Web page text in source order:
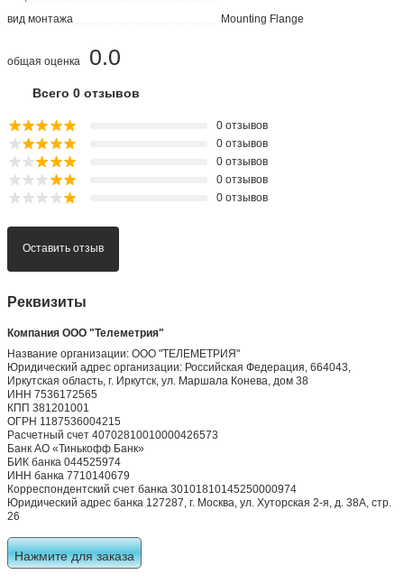
вид монтажа
Mounting Flange
0.0
общая оценка
Всего 0 отзывов
0 отзывов
0 отзывов
0 отзывов
0 отзывов
0 отзывов
Оставить отзыв
Реквизиты
Компания ООО "Телеметрия"
Название организации: ООО "ТЕЛЕМЕТРИЯ"
Юридический адрес организации: Российская Федерация, 664043,
Иркутская область, г. Иркутск, ул. Маршала Конева, дом 38
ИНН 7536172565
КПП 381201001
ОГРН 1187536004215
Расчетный счет 40702810010000426573
Банк АО «Тинькофф Банк»
БИК банка 044525974
ИНН банка 7710140679
Корреспондентский счет банка 30101810145250000974
Юридический адрес банка 127287, г. Москва, ул. Хуторская 2-я, д. 38А, стр.
26
Нажмите для заказа